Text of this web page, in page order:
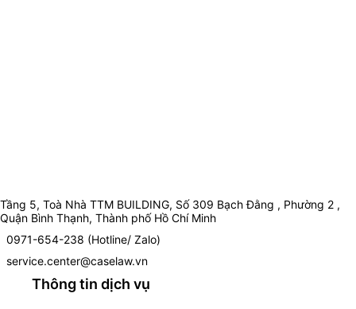
Tầng 5, Toà Nhà TTM BUILDING, Số 309 Bạch Đằng , Phường 2 ,
Quận Bình Thạnh, Thành phố Hồ Chí Minh
0971-654-238 (Hotline/ Zalo)
service.center@caselaw.vn
Thông tin dịch vụ